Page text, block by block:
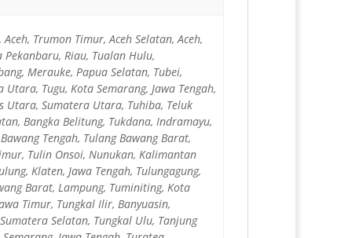
Trumon Timur, Aceh Selatan, Aceh,
Pekanbaru, Riau, Tualan Hulu,
Merauke, Papua Selatan, Tubei,
Tugu, Kota Semarang, Jawa Tengah,
Utara, Sumatera Utara, Tuhiba, Teluk
Bangka Belitung, Tukdana, Indramayu,
Tengah, Tulang Bawang Barat,
Tulin Onsoi, Nunukan, Kalimantan
Klaten, Jawa Tengah, Tulungagung,
Barat, Lampung, Tuminiting, Kota
Timur, Tungkal Ilir, Banyuasin,
Selatan, Tungkal Ulu, Tanjung